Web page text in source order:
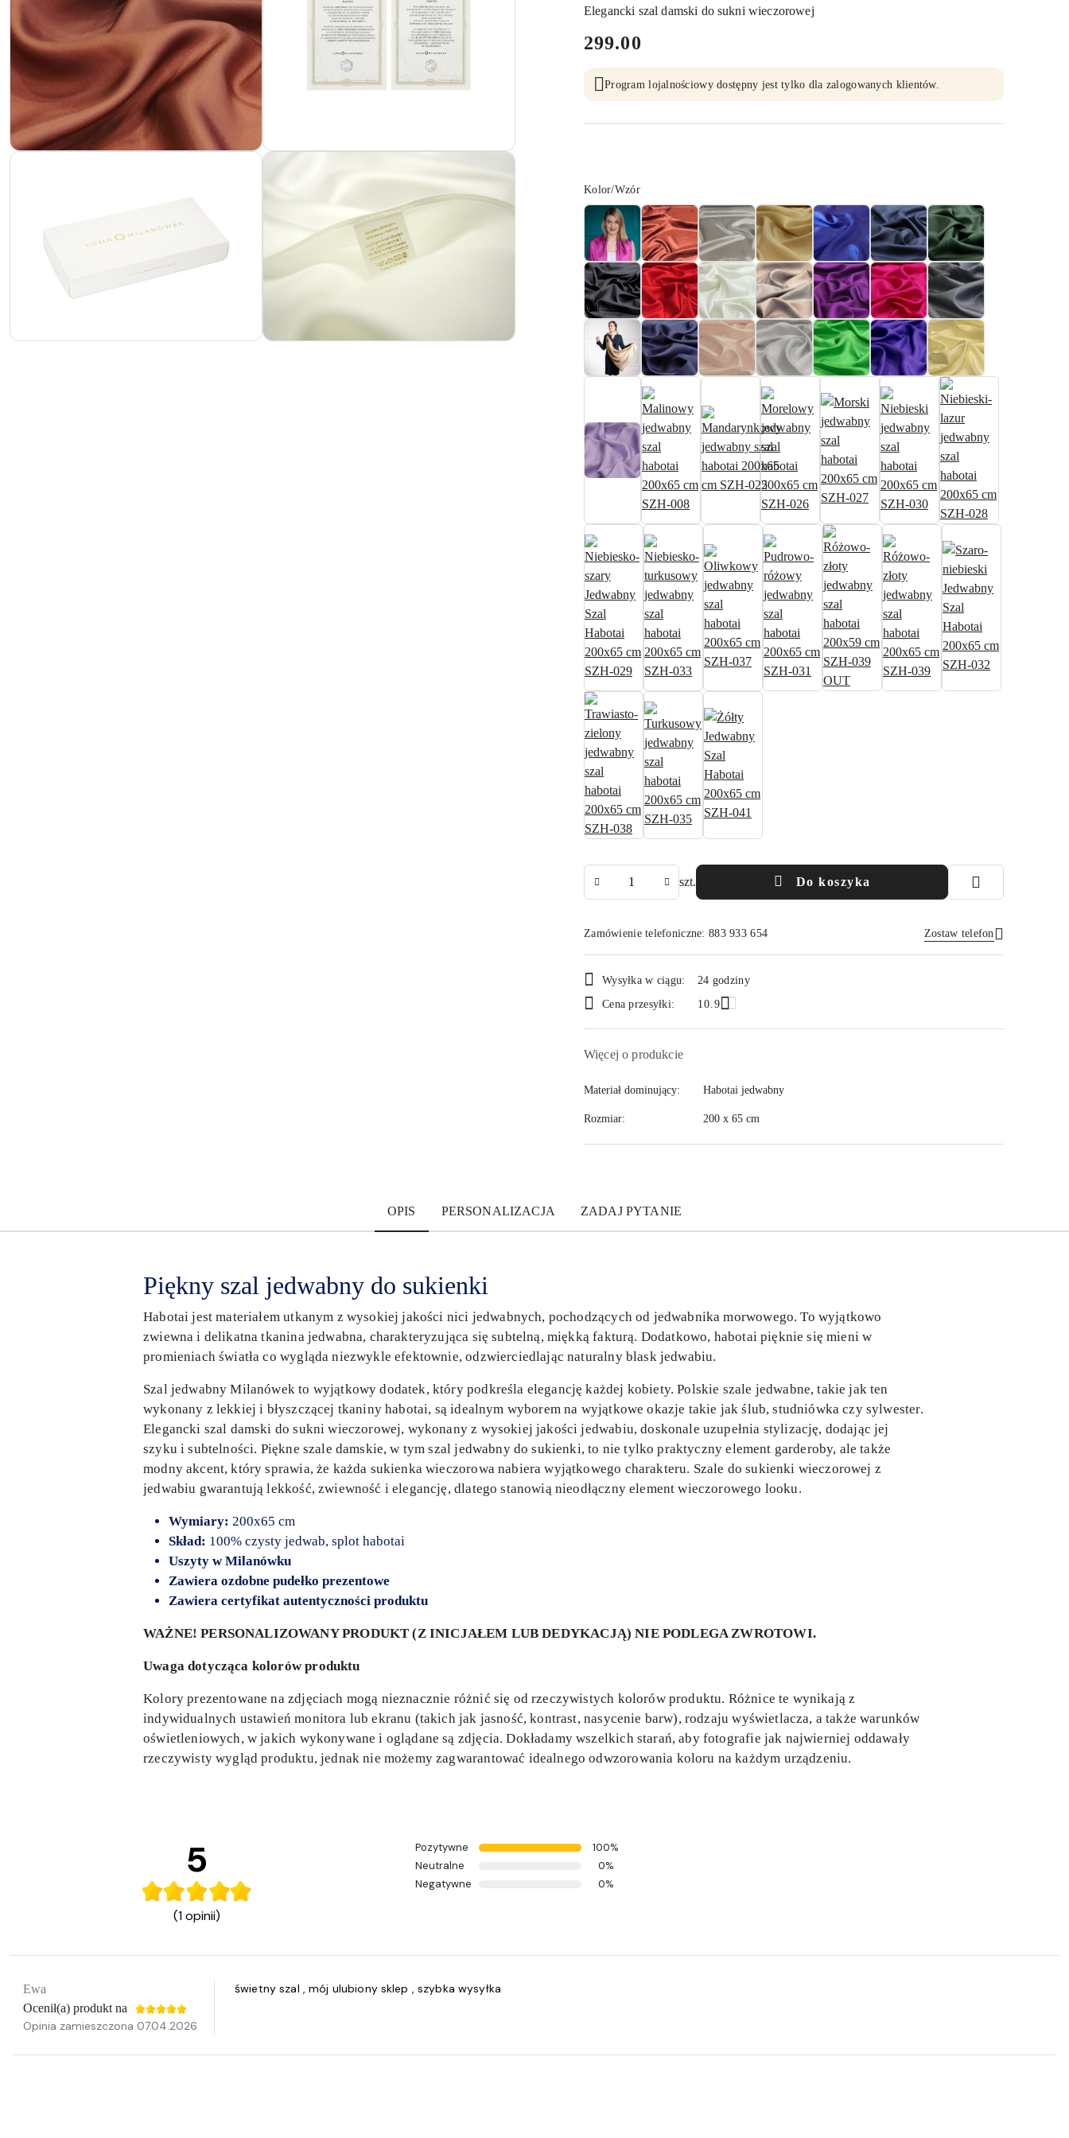
Elegancki szal damski do sukni wieczorowej
cena:
299.00
Program lojalnościowy dostępny jest tylko dla zalogowanych klientów.
Wariant
Kolor/Wzór
szt. Do koszyka
Zamówienie telefoniczne: 883 933 654 Zostaw telefon
Wyślij
Dostępność
i
Wysyłka w ciągu:
24 godziny
Cena przesyłki:
10.9
Więcej o produkcie
Materiał dominujący: Habotai jedwabny
Rozmiar: 200 x 65 cm
OPIS PERSONALIZACJA ZADAJ PYTANIE
Piękny szal jedwabny do sukienki
Habotai jest materiałem utkanym z wysokiej jakości nici jedwabnych, pochodzących od jedwabnika morwowego. To wyjątkowo
zwiewna i delikatna tkanina jedwabna, charakteryzująca się subtelną, miękką fakturą. Dodatkowo, habotai pięknie się mieni w
promieniach światła co wygląda niezwykle efektownie, odzwierciedlając naturalny blask jedwabiu.
Szal jedwabny Milanówek to wyjątkowy dodatek, który podkreśla elegancję każdej kobiety. Polskie szale jedwabne, takie jak ten
wykonany z lekkiej i błyszczącej tkaniny habotai, są idealnym wyborem na wyjątkowe okazje takie jak ślub, studniówka czy sylwester.
Elegancki szal damski do sukni wieczorowej, wykonany z wysokiej jakości jedwabiu, doskonale uzupełnia stylizację, dodając jej
szyku i subtelności. Piękne szale damskie, w tym szal jedwabny do sukienki, to nie tylko praktyczny element garderoby, ale także
modny akcent, który sprawia, że każda sukienka wieczorowa nabiera wyjątkowego charakteru. Szale do sukienki wieczorowej z
jedwabiu gwarantują lekkość, zwiewność i elegancję, dlatego stanowią nieodłączny element wieczorowego looku.
Wymiary: 200x65 cm
Skład: 100% czysty jedwab, splot habotai
Uszyty w Milanówku
Zawiera ozdobne pudełko prezentowe
Zawiera certyfikat autentyczności produktu
WAŻNE! PERSONALIZOWANY PRODUKT (Z INICJAŁEM LUB DEDYKACJĄ) NIE PODLEGA ZWROTOWI.
Uwaga dotycząca kolorów produktu
Kolory prezentowane na zdjęciach mogą nieznacznie różnić się od rzeczywistych kolorów produktu. Różnice te wynikają z
indywidualnych ustawień monitora lub ekranu (takich jak jasność, kontrast, nasycenie barw), rodzaju wyświetlacza, a także warunków
oświetleniowych, w jakich wykonywane i oglądane są zdjęcia. Dokładamy wszelkich starań, aby fotografie jak najwierniej oddawały
rzeczywisty wygląd produktu, jednak nie możemy zagwarantować idealnego odwzorowania koloru na każdym urządzeniu.
5
(1 opinii)
Pozytywne
100%
Neutralne
0%
Negatywne
0%
Ewa
Ocenił(a) produkt na
Opinia zamieszczona 07.04.2026
świetny szal , mój ulubiony sklep , szybka wysyłka